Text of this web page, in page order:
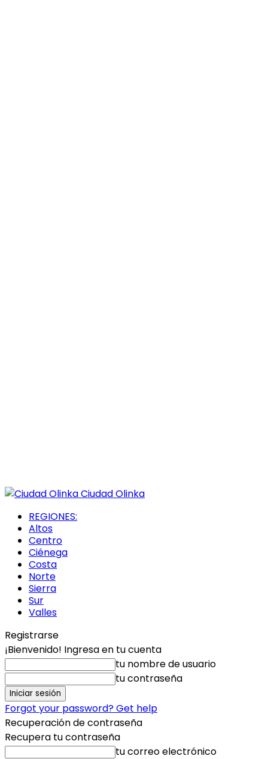
Ciudad Olinka
REGIONES:
Altos
Centro
Ciénega
Costa
Norte
Sierra
Sur
Valles
Registrarse
¡Bienvenido! Ingresa en tu cuenta
tu nombre de usuario
tu contraseña
Forgot your password? Get help
Recuperación de contraseña
Recupera tu contraseña
tu correo electrónico